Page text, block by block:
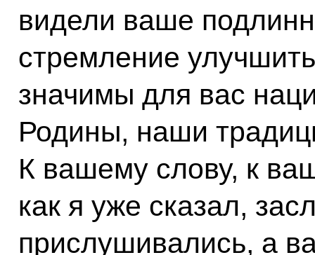
видели ваше
стремление
значимы для вас
Родины, наши
К вашему слову, к
как я уже сказал,
прислушивались, а